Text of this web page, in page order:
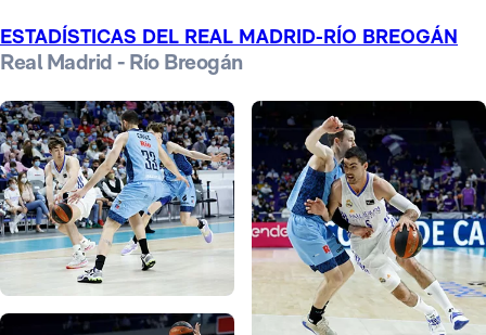
ESTADÍSTICAS DEL REAL MADRID-RÍO BREOGÁN
Real Madrid - Río Breogán